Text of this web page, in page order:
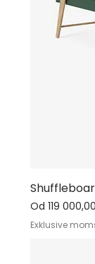
hög
människor
Od119
Cena